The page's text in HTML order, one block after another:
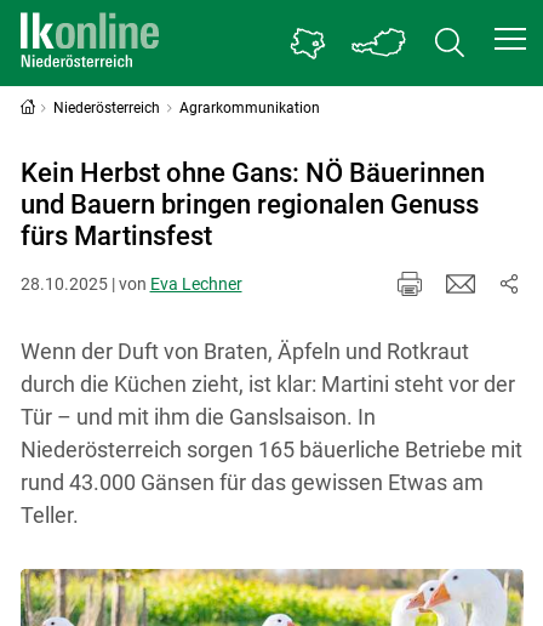
Niederösterreich Agrarkommunikation
Kein Herbst ohne Gans: NÖ Bäuerinnen
und Bauern bringen regionalen Genuss
fürs Martinsfest
28.10.2025 | von Eva Lechner
Wenn der Duft von Braten, Äpfeln und Rotkraut
durch die Küchen zieht, ist klar: Martini steht vor der
Tür – und mit ihm die Ganslsaison. In
Niederösterreich sorgen 165 bäuerliche Betriebe mit
rund 43.000 Gänsen für das gewissen Etwas am
Teller.